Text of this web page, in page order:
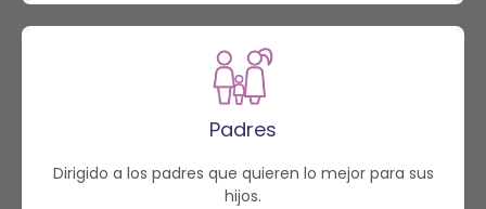
Padres
Dirigido a los padres que quieren lo mejor para sus
hijos.